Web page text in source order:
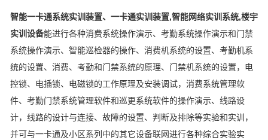
智能一卡通系统实训装置、一卡通实训装置,智能网络实训系统,楼宇
实训设备能进行各种消费系统操作演示、考勤系统操作演示和门禁
系统操作演示、智能巡检器的操作、消费机系统的设置、考勤机系
统的设置、消费、考勤和门禁系统的原理、门禁机系统的设置，电
控锁、电插锁、电磁锁的工作原理及安装调试，消费系统管理软
件、考勤门禁系统管理软件和巡更系统软件的操作演示、线路设
计，线路的设计与连接、故障的设置、判断及排除等实验和实训，
并可与一卡通及小区系列中的其它设备联网进行各种综合实验实